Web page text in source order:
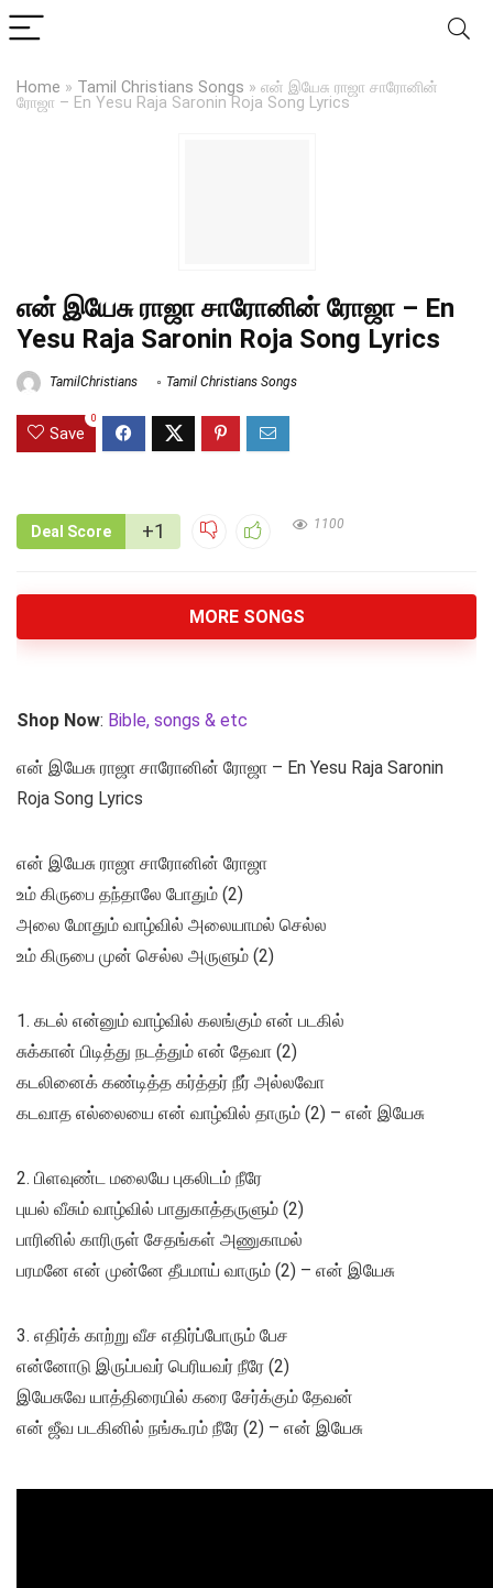
Home » Tamil Christians Songs » என் இயேசு ராஜா சாரோனின்
ரோஜா – En Yesu Raja Saronin Roja Song Lyrics
என் இயேசு ராஜா சாரோனின் ரோஜா – En
Yesu Raja Saronin Roja Song Lyrics
TamilChristians Tamil Christians Songs
Save
0
Deal Score +1 1100
MORE SONGS
Shop Now: Bible, songs & etc
என் இயேசு ராஜா சாரோனின் ரோஜா – En Yesu Raja Saronin
Roja Song Lyrics
என் இயேசு ராஜா சாரோனின் ரோஜா
உம் கிருபை தந்தாலே போதும் (2)
அலை மோதும் வாழ்வில் அலையாமல் செல்ல
உம் கிருபை முன் செல்ல அருளும் (2)
1. கடல் என்னும் வாழ்வில் கலங்கும் என் படகில்
சுக்கான் பிடித்து நடத்தும் என் தேவா (2)
கடலினைக் கண்டித்த கர்த்தர் நீர் அல்லவோ
கடவாத எல்லையை என் வாழ்வில் தாரும் (2) – என் இயேசு
2. பிளவுண்ட மலையே புகலிடம் நீரே
புயல் வீசும் வாழ்வில் பாதுகாத்தருளும் (2)
பாரினில் காரிருள் சேதங்கள் அணுகாமல்
பரமனே என் முன்னே தீபமாய் வாரும் (2) – என் இயேசு
3. எதிர்க் காற்று வீச எதிர்ப்போரும் பேச
என்னோடு இருப்பவர் பெரியவர் நீரே (2)
இயேசுவே யாத்திரையில் கரை சேர்க்கும் தேவன்
என் ஜீவ படகினில் நங்கூரம் நீரே (2) – என் இயேசு